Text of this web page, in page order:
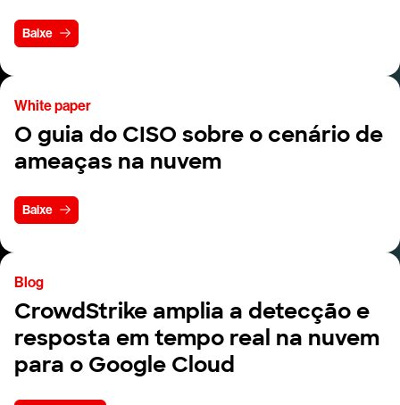
Baixe
White paper
O guia do CISO sobre o cenário de
ameaças na nuvem
Baixe
Blog
CrowdStrike amplia a detecção e
resposta em tempo real na nuvem
para o Google Cloud